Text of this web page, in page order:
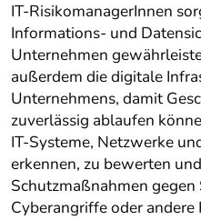
IT-RisikomanagerInnen
Informations- und
Unternehmen
außerdem die digitale
Unternehmens, damit
zuverlässig ablaufen
IT-Systeme, Netzwerke
erkennen, zu bewerten
Schutzmaßnahmen
Cyberangriffe oder andere